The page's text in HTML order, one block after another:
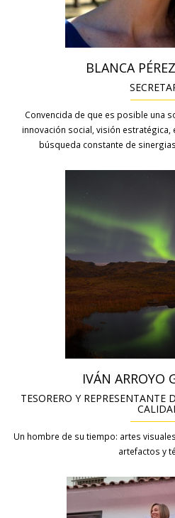
BLANCA
Convencida de que es posible una
innovación social, visión
búsqueda constante de
IVÁN ARROYO
TESORERO Y REPRESENTANTE
Un hombre de su tiempo: artes
artefactos y